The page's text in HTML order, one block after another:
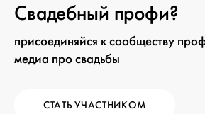
Свадебный профи?
присоединяйся к сообществу
медиа про свадьбы
СТАТЬ УЧАСТНИКОМ